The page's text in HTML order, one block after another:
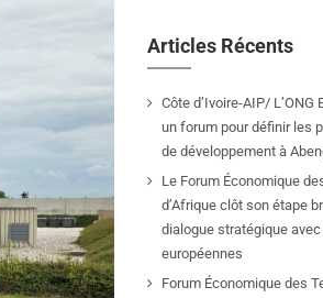
Articles Récents
Côte d’Ivoire-AIP/ L’ONG
un forum pour définir les
de développement à
Le Forum Économique
d’Afrique clôt son étape
dialogue stratégique
européennes
Forum Économique des